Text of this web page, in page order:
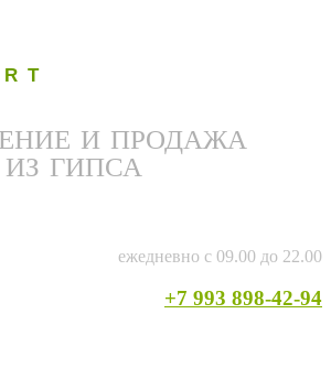
T
И ПРОДАЖА
ГИПСА
ежедневно с 09.00 до 22.00
+7 993 898-42-94